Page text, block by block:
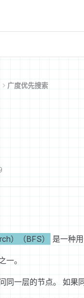
广度优先搜索
）（BFS） 是一种
一。
一层的节点。 如果